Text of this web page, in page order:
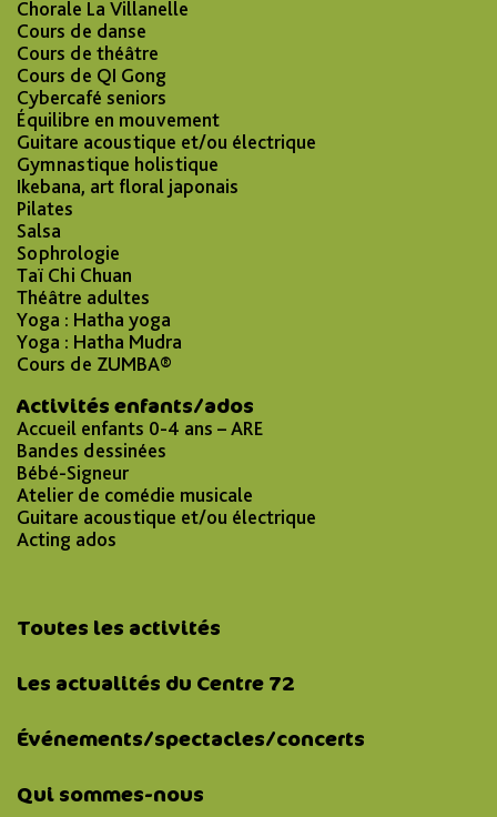
Chorale La Villanelle
Cours de danse
Cours de théâtre
Cours de QI Gong
Cybercafé seniors
Équilibre en mouvement
Guitare acoustique et/ou électrique
Gymnastique holistique
Ikebana, art floral japonais
Pilates
Salsa
Sophrologie
Taï Chi Chuan
Théâtre adultes
Yoga : Hatha yoga
Yoga : Hatha Mudra
Cours de ZUMBA®
Activités enfants/ados
Accueil enfants 0-4 ans – ARE
Bandes dessinées
Bébé-Signeur
Atelier de comédie musicale
Guitare acoustique et/ou électrique
Acting ados
Toutes les activités
Les actualités du Centre 72
Événements/spectacles/concerts
Qui sommes-nous